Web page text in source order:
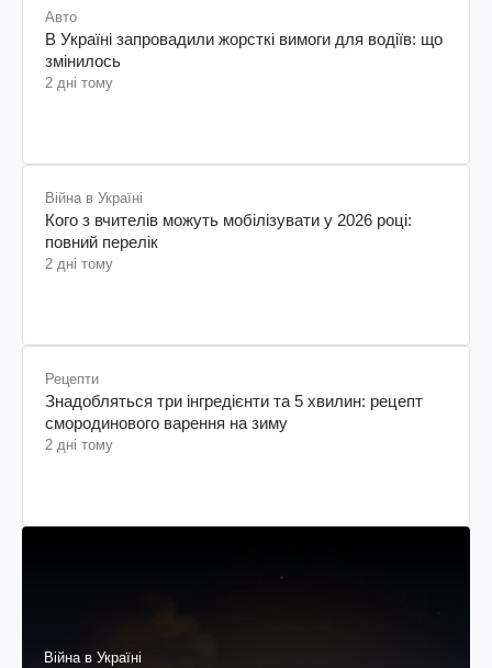
Авто
В Україні запровадили жорсткі вимоги для водіїв: що
змінилось
2 дні тому
Війна в Україні
Кого з вчителів можуть мобілізувати у 2026 році:
повний перелік
2 дні тому
Рецепти
Знадобляться три інгредієнти та 5 хвилин: рецепт
смородинового варення на зиму
2 дні тому
Війна в Україні